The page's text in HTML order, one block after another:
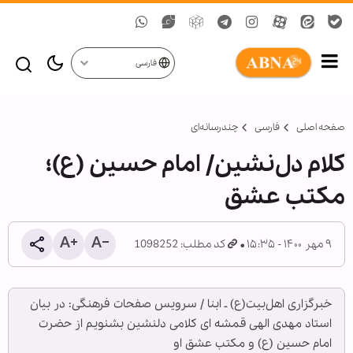
فارسی
صفحه اصلی فارسی چندرسانه‌ای
کلام دل‌نشین/ امام حسین (ع)؛
مکتب عشق
۹ مهر ۱۴۰۰ - ۱۵:۳۵ کد مطلب: 1098252
خبرگزاری اهل‌بیت(ع) ـ ابنا / سرویس صفحات فرهنگی: در بیان
استاد مهدی الهی قمشه ای کلامی دلنشین بشنویم از حضرت
امام حسین (ع) و مکتب عشق او